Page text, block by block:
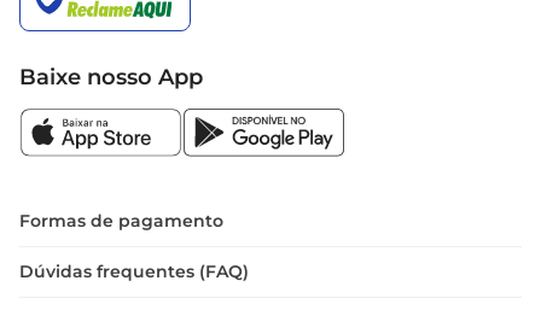
Baixe nosso App
Formas de pagamento
Dúvidas frequentes (FAQ)